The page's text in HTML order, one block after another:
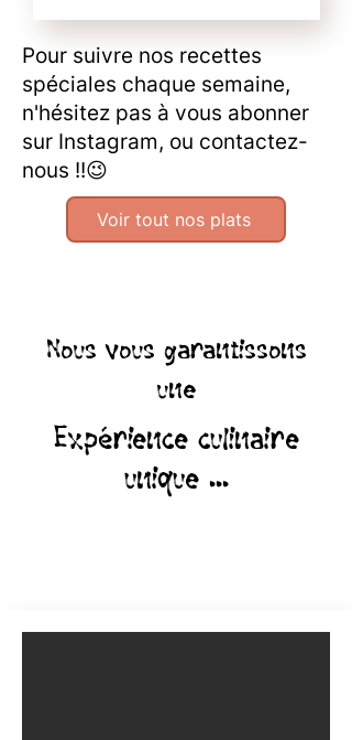
Pour suivre nos recettes
spéciales chaque semaine,
n'hésitez pas à vous abonner
sur Instagram, ou contactez-
nous !!😉
Voir tout nos plats
Nous vous garantissons
une
Expérience culinaire
unique ...